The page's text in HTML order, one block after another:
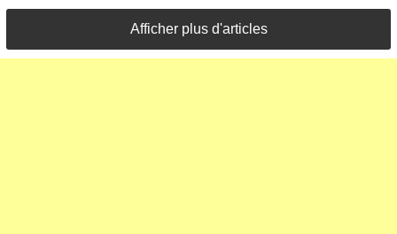
Afficher plus d'articles